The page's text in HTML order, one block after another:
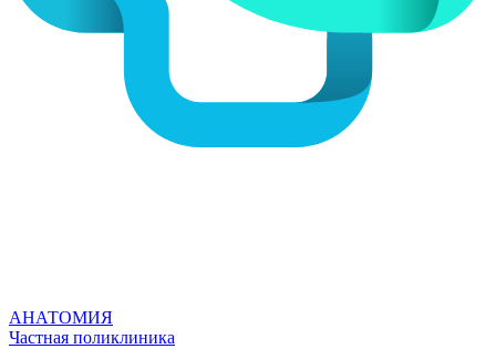
АНАТОМИЯ
Частная поликлиника